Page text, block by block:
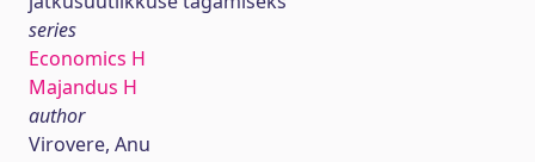
series
Economics H
Majandus H
author
Virovere, Anu